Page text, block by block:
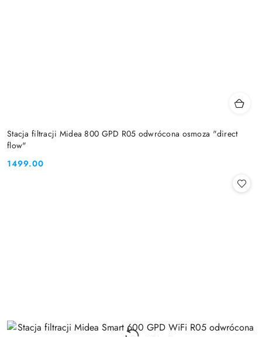
Stacja filtracji Midea 800 GPD R05 odwrócona osmoza "direct
flow"
Cena:
1499.00